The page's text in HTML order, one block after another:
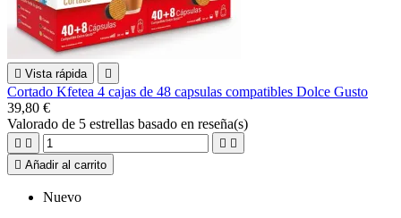
 Vista rápida 
Cortado Kfetea 4 cajas de 48 capsulas compatibles Dolce Gusto
39,80 €
Valorado de 5 estrellas basado en reseña(s)
   
 Añadir al carrito
Nuevo